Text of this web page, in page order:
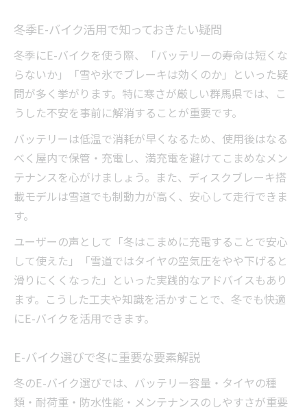
冬季E-バイク活用で知っておきたい疑問
冬季にE-バイクを使う際、「バッテリーの寿命は短くな
らないか」「雪や氷でブレーキは効くのか」といった疑
問が多く挙がります。特に寒さが厳しい群馬県では、こ
うした不安を事前に解消することが重要です。
バッテリーは低温で消耗が早くなるため、使用後はなる
べく屋内で保管・充電し、満充電を避けてこまめなメン
テナンスを心がけましょう。また、ディスクブレーキ搭
載モデルは雪道でも制動力が高く、安心して走行できま
す。
ユーザーの声として「冬はこまめに充電することで安心
して使えた」「雪道ではタイヤの空気圧をやや下げると
滑りにくくなった」といった実践的なアドバイスもあり
ます。こうした工夫や知識を活かすことで、冬でも快適
にE-バイクを活用できます。
E-バイク選びで冬に重要な要素解説
冬のE-バイク選びでは、バッテリー容量・タイヤの種
類・耐荷重・防水性能・メンテナンスのしやすさが重要